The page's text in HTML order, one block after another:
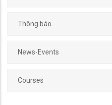
Thông báo
News-Events
Courses